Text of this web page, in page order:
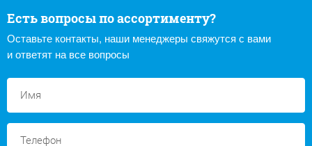
Есть вопросы по ассортименту?
Оставьте контакты, наши менеджеры свяжутся с вами
и ответят на все вопросы